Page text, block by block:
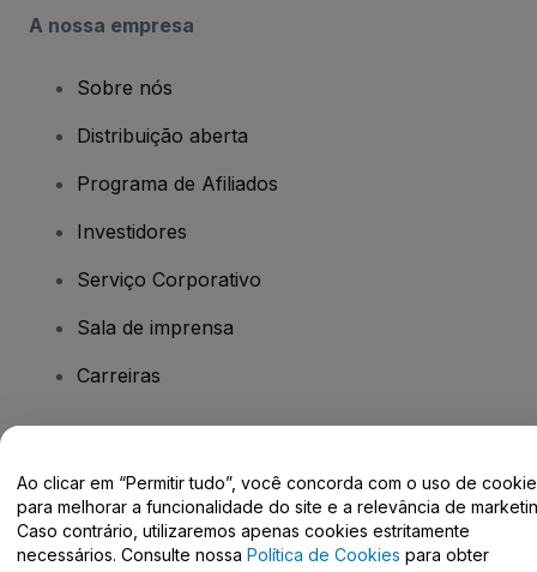
A nossa empresa
Sobre nós
Distribuição aberta
Programa de Afiliados
Investidores
Serviço Corporativo
Sala de imprensa
Carreiras
Centro de Ajuda / Fale Conosco
Ao clicar em “Permitir tudo”, você concorda com o uso de
para melhorar a funcionalidade do site e a relevância de
Caso contrário, utilizaremos apenas cookies estritamente
necessários. Consulte nossa Política de Cookies para obter